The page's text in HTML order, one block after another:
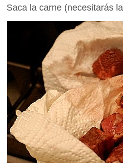
Saca la carne (necesitarás